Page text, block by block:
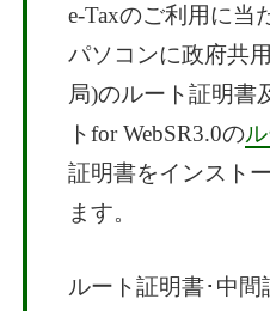
e-Taxのご利用に当
パソコンに政府共
局)のルート証明書
トfor WebSR3.0の
証明書をインスト
ます。
ルート証明書･中